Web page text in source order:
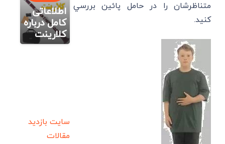
متناظرشان را در حامل پائين بررسي
كنيد.
اطلاعاتی
کامل درباره
کلارینت
سایت بازدید
مقالات